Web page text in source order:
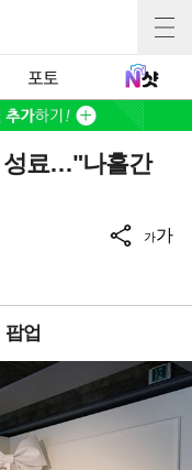
포토
성료…"나흘간
가가
업